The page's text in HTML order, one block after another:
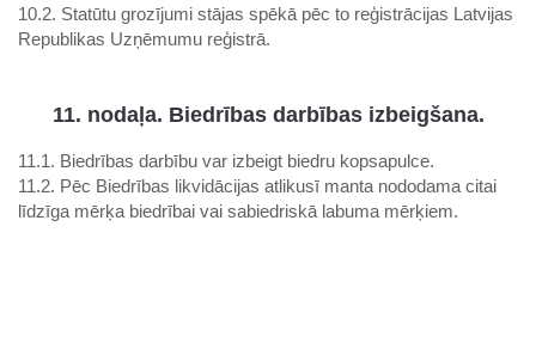
10.2. Statūtu grozījumi stājas spēkā pēc to reģistrācijas Latvijas
Republikas Uzņēmumu reģistrā.
11. nodaļa. Biedrības darbības izbeigšana.
11.1. Biedrības darbību var izbeigt biedru kopsapulce.
11.2. Pēc Biedrības likvidācijas atlikusī manta nododama citai
līdzīga mērķa biedrībai vai sabiedriskā labuma mērķiem.